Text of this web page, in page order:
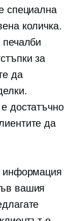
специална
количка.
печалби
за
да
достатъчно
да
информация
вашия